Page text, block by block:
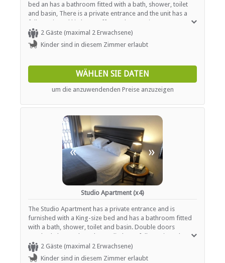
bed an has a bathroom fitted with a bath, shower, toilet
and basin, There is a private entrance and the unit has a
fully equipped kitchen, coffee and tea station,
sitting/dining area, free Wi-Fi, large flatscreen LCD TV with
DSTV, double doors overlooking the garden, secure inside
parking.
2 Gäste (maximal 2 Erwachsene)
Kinder sind in diesem Zimmer erlaubt
WÄHLEN SIE DATEN
um die anzuwendenden Preise anzuzeigen
« »
Studio Apartment (x4)
The Studio Apartment has a private entrance and is
furnished with a King-size bed and has a bathroom fitted
with a bath, shower, toilet and basin. Double doors
overlook the garden. The studio has a fully equipped
kitchen, coffee and tea station, free Wi-Fi, large flat screen
LCD TV with DSTV, secure inside parking.
2 Gäste (maximal 2 Erwachsene)
Kinder sind in diesem Zimmer erlaubt